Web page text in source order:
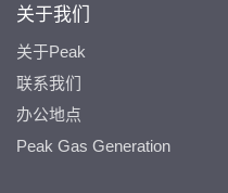
关于我们
关于Peak
联系我们
办公地点
Peak Gas Generation